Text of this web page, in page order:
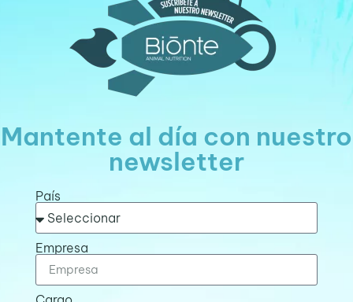
Mantente al día con nuestro
newsletter
País
Empresa